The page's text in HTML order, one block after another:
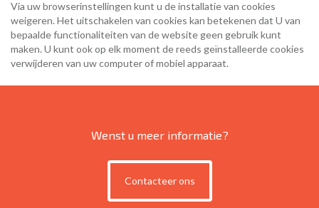
Via uw browserinstellingen kunt u de installatie van cookies
weigeren. Het uitschakelen van cookies kan betekenen dat U van
bepaalde functionaliteiten van de website geen gebruik kunt
maken. U kunt ook op elk moment de reeds geïnstalleerde cookies
verwijderen van uw computer of mobiel apparaat.
Wenst u meer informatie?
Contacteer ons